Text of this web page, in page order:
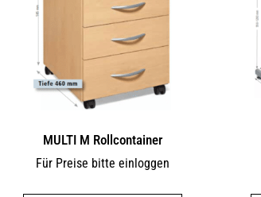
MULTI M Rollcontainer
Für Preise bitte einloggen